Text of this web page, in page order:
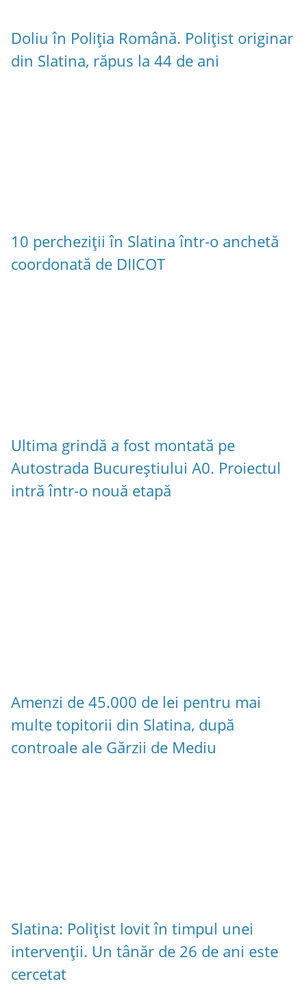
Doliu în Poliția Română. Polițist originar
din Slatina, răpus la 44 de ani
10 percheziții în Slatina într-o anchetă
coordonată de DIICOT
Ultima grindă a fost montată pe
Autostrada Bucureștiului A0. Proiectul
intră într-o nouă etapă
Amenzi de 45.000 de lei pentru mai
multe topitorii din Slatina, după
controale ale Gărzii de Mediu
Slatina: Polițist lovit în timpul unei
intervenții. Un tânăr de 26 de ani este
cercetat